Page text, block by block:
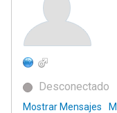
Desconectado
Mostrar Mensajes